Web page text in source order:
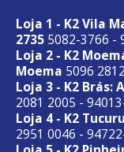
Loja 1 - K2 Vila
2735 5082-3766 -
Loja 2 - K2
Moema 5096
Loja 3 - K2 Brás:
2081 2005 -
Loja 4 - K2
2951 0046 -